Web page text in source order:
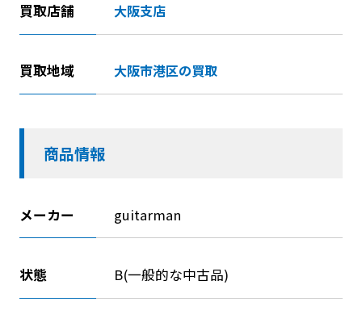
買取店舗 大阪支店
買取地域 大阪市港区の買取
商品情報
メーカー guitarman
状態 B(一般的な中古品)